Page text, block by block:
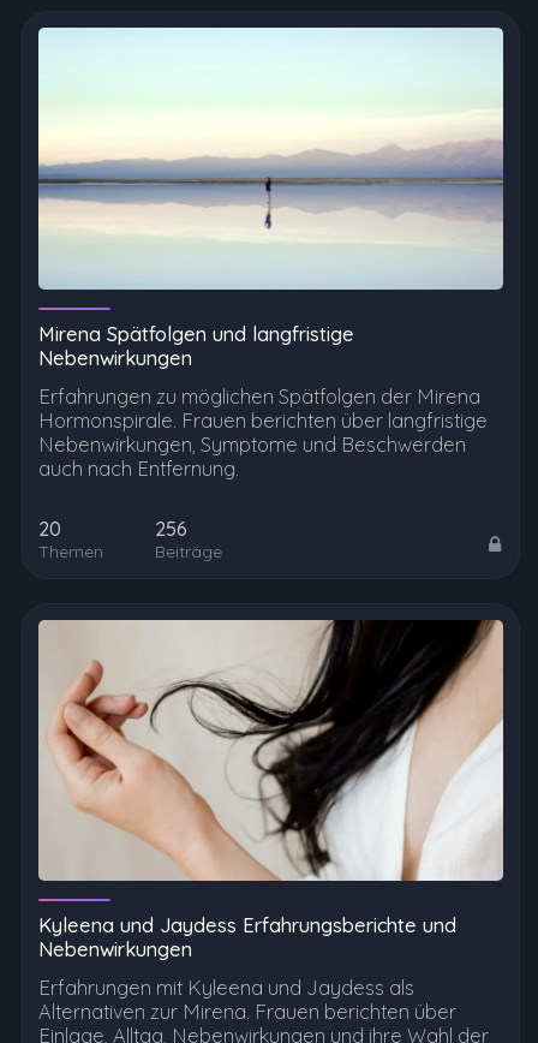
Mirena Spätfolgen und langfristige
Nebenwirkungen
Erfahrungen zu möglichen Spätfolgen der Mirena
Hormonspirale. Frauen berichten über langfristige
Nebenwirkungen, Symptome und Beschwerden
auch nach Entfernung.
20
Themen
256
Beiträge
Kyleena und Jaydess Erfahrungsberichte und
Nebenwirkungen
Erfahrungen mit Kyleena und Jaydess als
Alternativen zur Mirena. Frauen berichten über
Einlage, Alltag, Nebenwirkungen und ihre Wahl der